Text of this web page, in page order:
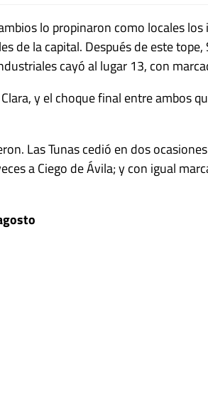
lo propinaron como locales
de la capital. Después de este tope,
cayó al lugar 13, con
y el choque final entre ambos
Las Tunas cedió en dos
a Ciego de Ávila; y con igual